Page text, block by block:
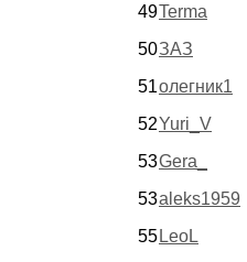
49Terma
50ЗАЗ
51олегник1
52Yuri_V
53Gera_
53aleks1959
55 LeoL